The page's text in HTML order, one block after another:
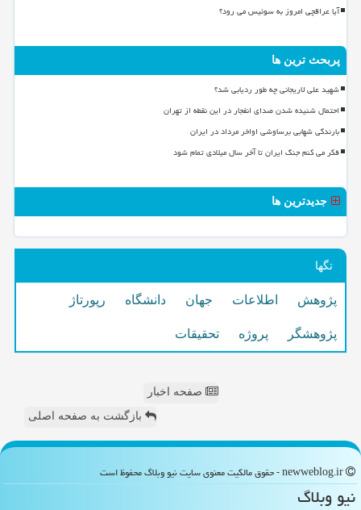
آیا عراقچی امروز به سوئیس می رود؟
پربحث ترین ها
شهید علی لاریجانی چه طور ردیابی شد؟
احتمال شنیده شدن صدای انفجار در این نقطه از تهران
بارندگی شهابی برساوشی اواخر مرداد در ایران
فکر می کنم جنگ ایران تا آخر سال میلادی تمام شود
جدیدترین ها
تگها
پژوهش اطلاعات جهان دانشگاه رپورتاژ
پژوهشگر پروژه تحقیقات
صفحه اخبار
بازگشت به صفحه اصلی
نیو وبلاگ